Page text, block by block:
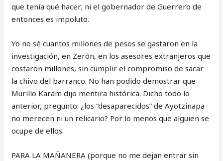
que tenía qué hacer; ni el gobernador de Guerrero de
entonces es impoluto.
Yo no sé cuantos millones de pesos se gastaron en la
investigación, en Zerón, en los asesores extranjeros que
costaron millones, sin cumplir el compromiso de sacar
la chivo del barranco. No han podido demostrar que
Murillo Karam dijo mentira histórica. Dicho todo lo
anterior, pregunto: ¿los “desaparecidos” de Ayotzinapa
no merecen ni un relicario? Por lo menos que alguien se
ocupe de ellos.
PARA LA MAÑANERA (porque no me dejan entrar sin